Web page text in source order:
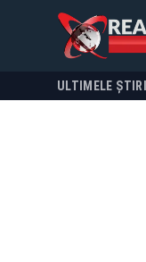
ULTIMELE ȘTIRI